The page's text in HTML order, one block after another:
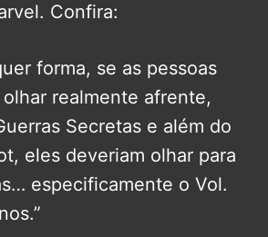
Confira:
forma, se as pessoas
realmente afrente,
Secretas e além do
eles deveriam olhar para
especificamente o Vol.